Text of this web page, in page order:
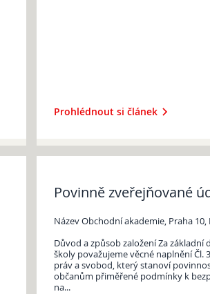
Prohlédnout si článek
Povinně zveřejňované
Název Obchodní akademie, Praha
Důvod a způsob založení Za základní
školy považujeme věcné naplnění Čl.
práv a svobod, který stanoví
občanům přiměřené podmínky k
na...